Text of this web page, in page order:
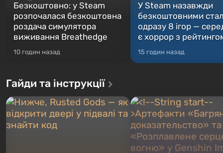
Безкоштовно: у Steam
розпочалася безкоштовна
роздача симулятора
виживання Breathedge
10 годин назад
У Steam назавжди
безкоштовними
одразу 8 ігор —
є хоррор з
15 годин назад
Гайди та інструкції